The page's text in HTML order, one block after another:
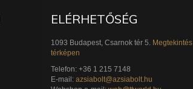
ELÉRHETŐSÉG
1093 Budapest, Csarnok tér 5. Megtekintés
térképen
Telefon: +36 1 215 7148
E-mail: azsiabolt@azsiabolt.hu